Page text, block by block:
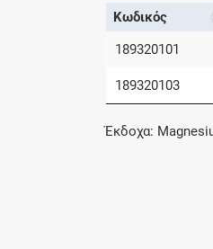
Κωδικός
189320101
189320103
Έκδοχα: